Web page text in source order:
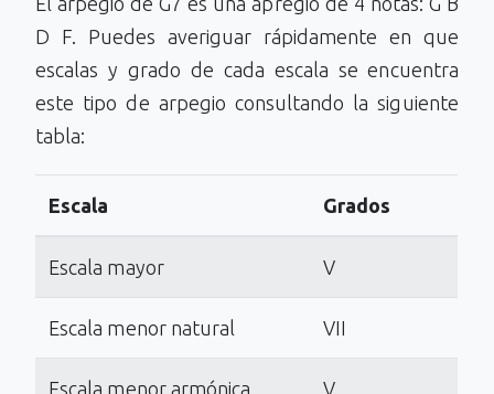
D F. Puedes averiguar rápidamente en que
escalas y grado de cada escala se encuentra
este tipo de arpegio consultando la siguiente
tabla:
Escala Grados
Escala mayor V
Escala menor natural VII
Escala menor armónica V